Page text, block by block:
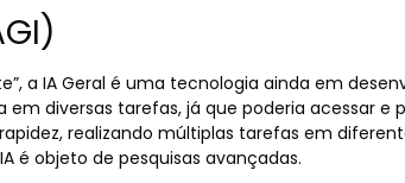
a IA Geral é uma tecnologia ainda em
diversas tarefas, já que poderia acessar e
realizando múltiplas tarefas em
é objeto de pesquisas avançadas.